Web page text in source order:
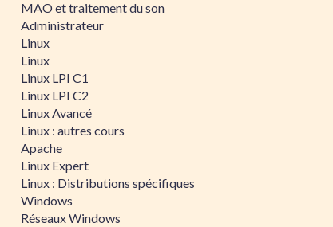
MAO et traitement du son
Administrateur
Linux
Linux
Linux LPI C1
Linux LPI C2
Linux Avancé
Linux : autres cours
Apache
Linux Expert
Linux : Distributions spécifiques
Windows
Réseaux Windows